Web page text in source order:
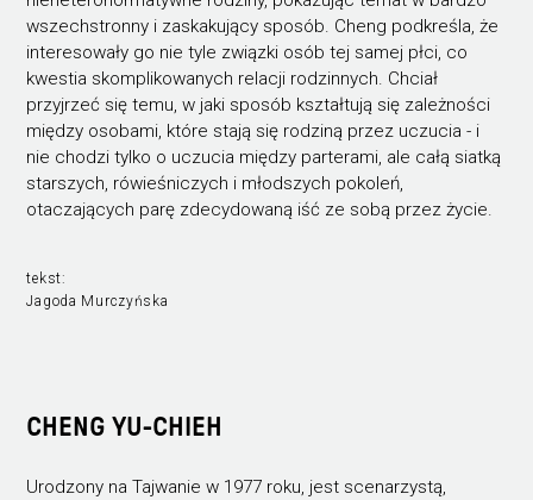
wszechstronny i zaskakujący sposób. Cheng podkreśla, że
interesowały go nie tyle związki osób tej samej płci, co
kwestia skomplikowanych relacji rodzinnych. Chciał
przyjrzeć się temu, w jaki sposób kształtują się zależności
między osobami, które stają się rodziną przez uczucia - i
nie chodzi tylko o uczucia między parterami, ale całą siatką
starszych, rówieśniczych i młodszych pokoleń,
otaczających parę zdecydowaną iść ze sobą przez życie.
tekst:
Jagoda Murczyńska
CHENG YU-CHIEH
Urodzony na Tajwanie w 1977 roku, jest scenarzystą,